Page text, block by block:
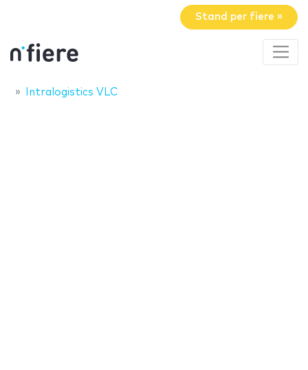
Stand per fiere »
Intralogistics VLC